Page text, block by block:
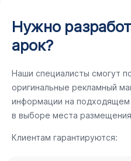
Нужно
арок?
Наши специалисты смогут
оригинальные рекламный
информации на
в выборе места
Клиентам гарантируются: